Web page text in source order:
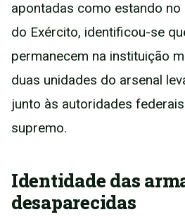
apontadas como estando no
do Exército, identificou-se
permanecem na instituição
duas unidades do arsenal
junto às autoridades
supremo.
Identidade das
desaparecidas